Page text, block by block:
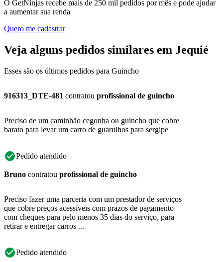
O GetNinjas recebe mais de 250 mil pedidos por mês e pode ajudar
a aumentar sua renda
Quero me cadastrar
Veja alguns pedidos similares em Jequié
Esses são os últimos pedidos para Guincho
916313_DTE-481 contratou profissional de guincho
Preciso de um caminhão cegonha ou guincho que cobre
barato para levar um carro de guarulhos para sergipe
Pedido atendido
Bruno contratou profissional de guincho
Preciso fazer uma parceria com um prestador de serviços
que cobre preços acessíveis com prazos de pagamento
com cheques para pelo menos 35 dias do serviço, para
retirar e entregar carros ...
Pedido atendido